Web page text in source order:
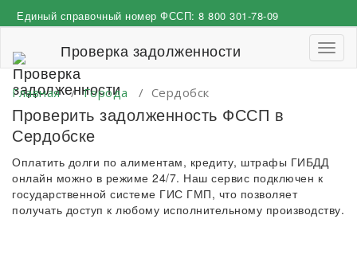
к
Единый справочный номер ФССП: 8 800 301-78-09
Проверка задолженности
Главная/Города / Сердобск
Проверить задолженность ФССП в
Сердобске
Оплатить долги по алиментам, кредиту, штрафы ГИБДД
онлайн можно в режиме 24/7. Наш сервис подключен к
государственной системе ГИС ГМП, что позволяет
получать доступ к любому исполнительному производству.